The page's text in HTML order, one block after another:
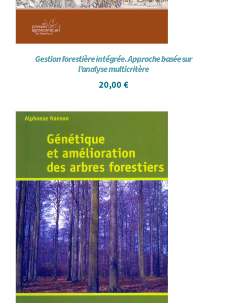
Gestion forestière intégrée. Approche basée sur
l’analyse multicritère
20,00 €